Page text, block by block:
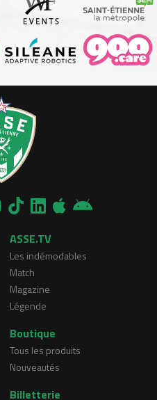
ASSE.TV
Les indémodables
Match
Magazine
Légende
Boutique
Tous les produits
Nouveautés
Billetterie